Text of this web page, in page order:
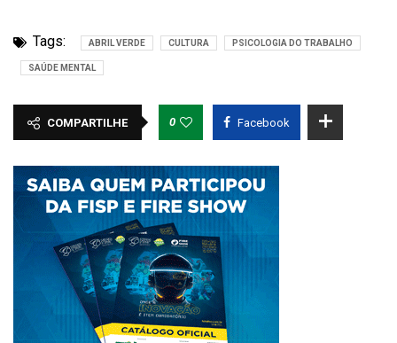
Tags: ABRIL VERDE CULTURA PSICOLOGIA DO TRABALHO
SAÚDE MENTAL
COMPARTILHE 0 Facebook